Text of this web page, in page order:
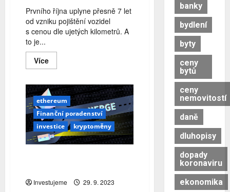
Prvního října uplyne přesně 7 let
od vzniku pojištění vozidel
s cenou dle ujetých kilometrů. A
to je...
VíceRead
more
říjen
=
den
pojištění
aut
dle
ujetých
kilometrů
ethereum
Finanční poradenství
investice
kryptoměny
Investujeme 29. 9. 2023
banky
bydlení
byty
ceny
bytů
ceny
nemovitostí
daně
dluhopisy
dopady
koronaviru
ekonomika